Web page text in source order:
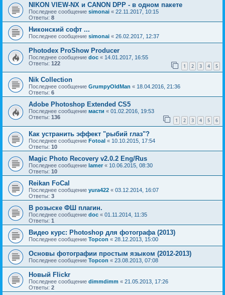
NIKON VIEW-NX и CANON DPP - в одном пакете
Последнее сообщение simonai « 22.11.2017, 10:15
Ответы: 8
Никонский софт ...
Последнее сообщение simonai « 26.02.2017, 12:37
Photodex ProShow Producer
Последнее сообщение doc « 14.01.2017, 16:55
Ответы: 122 1 2 3 4 5
Nik Collection
Последнее сообщение GrumpyOldMan « 18.04.2016, 21:36
Ответы: 6
Adobe Photoshop Extended CS5
Последнее сообщение масти « 01.02.2016, 19:53
Ответы: 136 1 2 3 4 5 6
Как устранить эффект "рыбий глаз"?
Последнее сообщение Fotoal « 10.10.2015, 17:54
Ответы: 10
Magic Photo Recovery v2.0.2 Eng/Rus
Последнее сообщение lamer « 10.06.2015, 08:30
Ответы: 10
Reikan FoCal
Последнее сообщение yura422 « 03.12.2014, 16:07
Ответы: 3
В розыске ФШ плагин.
Последнее сообщение doc « 01.11.2014, 11:35
Ответы: 1
Видео курс: Photoshop для фотографа (2013)
Последнее сообщение Topcon « 28.12.2013, 15:00
Основы фотографии простым языком (2012-2013)
Последнее сообщение Topcon « 23.08.2013, 07:08
Новый Flickr
Последнее сообщение dimmdimm « 21.05.2013, 17:26
Ответы: 2